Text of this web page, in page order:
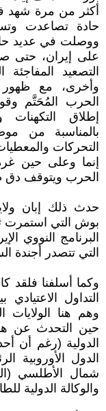
أكثر من مرة شهد
حادة تصاعدت
ووصلت في عديد
على إيران، حتى
التصعيد
وأخرى، مع ظهور
الحرب المُحَتَّم
إطلاق التكهنات
بالمناسبة من
التحركات
إنما وعلى حين
الحرب ويتوقف دق
حدث ذلك إبان
بوش التي استمرت
البرنامج النووي
التي تتصدر أجندة
وكما أسلفنا فلقد
التداول الاعتيادي
وهم هنا الولايات
حين التحدث عن
الدولية (رغم أن
الدول الأوروبية
شمال الأطلسي
والوكالة الدولية